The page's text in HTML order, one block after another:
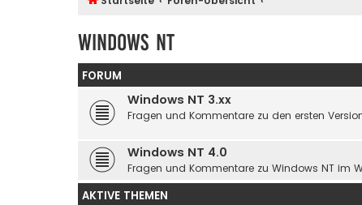
Windows NT
FORUM
Windows NT 3.xx
Fragen und Kommentare zu den ersten
Windows NT 4.0
Fragen und Kommentare zu Windows NT im
AKTIVE THEMEN